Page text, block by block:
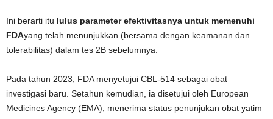
Ini berarti itu lulus parameter efektivitasnya untuk memenuhi
FDAyang telah menunjukkan (bersama dengan keamanan dan
tolerabilitas) dalam tes 2B sebelumnya.
Pada tahun 2023, FDA menyetujui CBL-514 sebagai obat
investigasi baru. Setahun kemudian, ia disetujui oleh European
Medicines Agency (EMA), menerima status penunjukan obat yatim